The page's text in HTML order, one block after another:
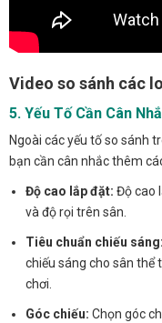
Video so sánh các
5. Yếu Tố Cần Cân
Ngoài các yếu tố so sánh
bạn cần cân nhắc thêm
Độ cao lắp đặt: Độ cao
và độ rọi trên sân.
Tiêu chuẩn chiếu sáng:
chiếu sáng cho sân
chơi.
Góc chiếu: Chọn góc